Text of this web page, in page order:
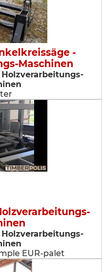
-
Maschinen
EUR-palet